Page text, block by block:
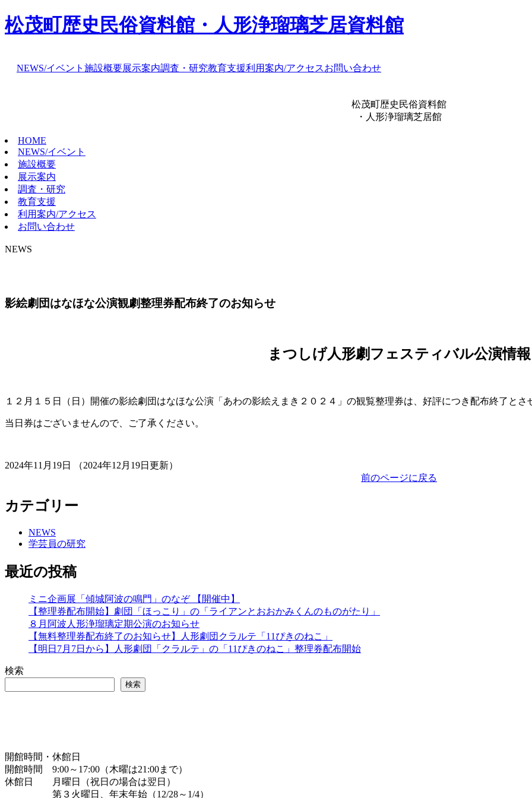
松茂町歴史民俗資料館・人形浄瑠璃芝居資料館
NEWS/イベント 施設概要展示案内調査・研究教育支援利用案内/アクセスお問い合わせ
松茂町歴史民俗資料館
・人形浄瑠璃芝居館
HOME
NEWS/イベント
施設概要
展示案内
調査・研究
教育支援
利用案内/アクセス
お問い合わせ
NEWS
影絵劇団はなほな公演観劇整理券配布終了のお知らせ
まつしげ人形劇フェスティバル公演情報
１２月１５日（日）開催の影絵劇団はなほな公演「あわの影絵えまき２０２４」の観覧整理券は、好評につき配布終了とさ
当日券はございませんので、ご了承ください。
2024年11月19日
（2024年12月19日更新）
前のページに戻る
カテゴリー
NEWS
学芸員の研究
最近の投稿
ミニ企画展「傾城阿波の鳴門」のなぞ 【開催中】
【整理券配布開始】劇団「ほっこり」の「ライアンとおおかみくんのものがたり」
８月阿波人形浄瑠璃定期公演のお知らせ
【無料整理券配布終了のお知らせ】人形劇団クラルテ「11ぴきのねこ」
【明日7月7日から】人形劇団「クラルテ」の「11ぴきのねこ」整理券配布開始
検索
検索
開館時間・休館日
開館時間 9:00～17:00（木曜は21:00まで）
休館日 月曜日（祝日の場合は翌日）
第３火曜日、年末年始（12/28～1/4）